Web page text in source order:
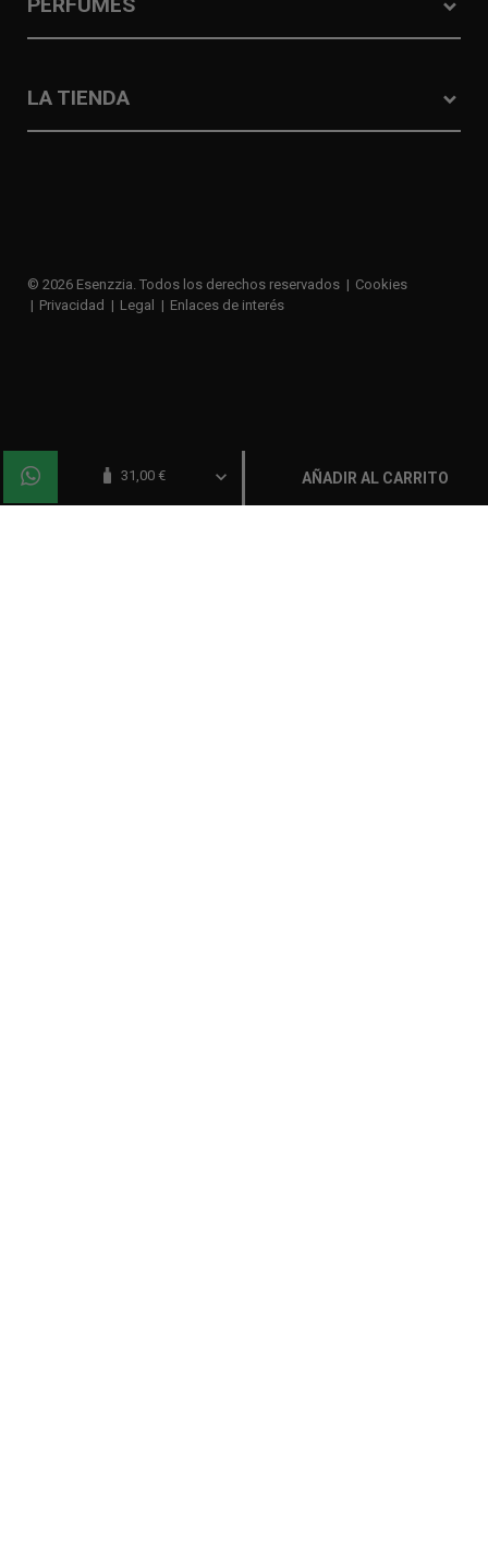
31,00 € navigate_before AÑADIR AL CARRITO
LA TIENDA
© 2026 Esenzzia. Todos los derechos reservados
Cookies
Privacidad
Legal Enlaces de interés